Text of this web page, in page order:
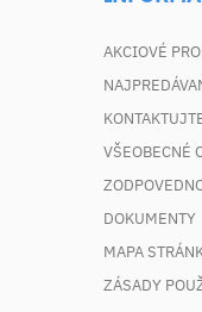
AKCIOVÉ
VŠEOBECNÉ
DOKUMENTY
MAPA
ZÁSADY